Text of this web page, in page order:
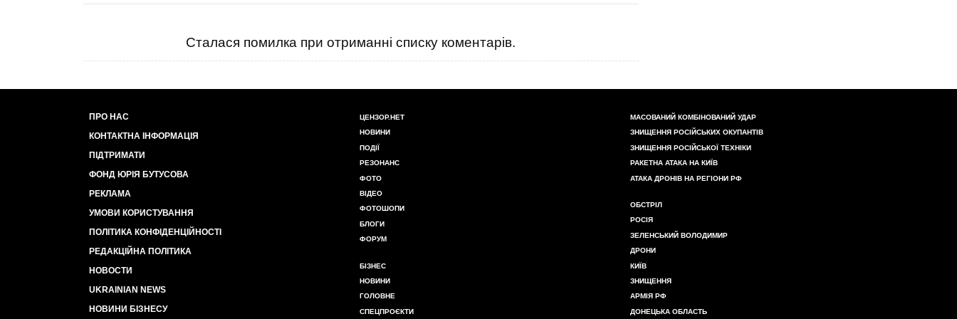
Сталася помилка при отриманні списку коментарів.
ПРО НАС
КОНТАКТНА ІНФОРМАЦІЯ
ПІДТРИМАТИ
ФОНД ЮРІЯ БУТУСОВА
РЕКЛАМА
УМОВИ КОРИСТУВАННЯ
ПОЛІТИКА КОНФІДЕНЦІЙНОСТІ
РЕДАКЦІЙНА ПОЛІТИКА
НОВОСТИ
UKRAINIAN NEWS
НОВИНИ БІЗНЕСУ
ЦЕНЗОР.НЕТ
НОВИНИ
ПОДІЇ
РЕЗОНАНС
ФОТО
ВІДЕО
ФОТОШОПИ
БЛОГИ
ФОРУМ
БІЗНЕС
НОВИНИ
ГОЛОВНЕ
СПЕЦПРОЄКТИ
МАСОВАНИЙ КОМБІНОВАНИЙ УДАР
ЗНИЩЕННЯ РОСІЙСЬКИХ ОКУПАНТІВ
ЗНИЩЕННЯ РОСІЙСЬКОЇ ТЕХНІКИ
РАКЕТНА АТАКА НА КИЇВ
АТАКА ДРОНІВ НА РЕГІОНИ РФ
ОБСТРІЛ
РОСІЯ
ЗЕЛЕНСЬКИЙ ВОЛОДИМИР
ДРОНИ
КИЇВ
ЗНИЩЕННЯ
АРМІЯ РФ
ДОНЕЦЬКА ОБЛАСТЬ